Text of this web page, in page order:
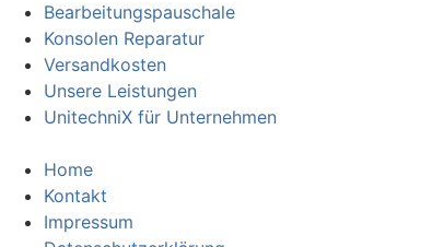
Bearbeitungspauschale
Konsolen Reparatur
Versandkosten
Unsere Leistungen
UnitechniX für Unternehmen
Home
Kontakt
Impressum